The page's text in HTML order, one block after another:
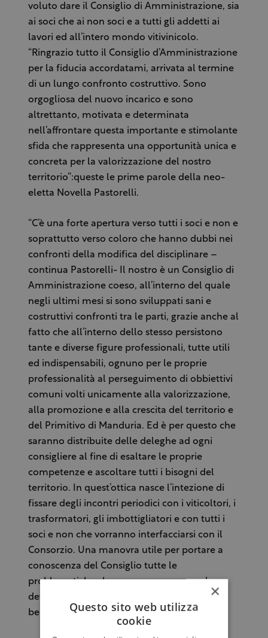
voluto dare il Consiglio di Amministrazione, sia
ai soci che ai non soci e a tutti gli addetti ai
lavori ed all’intero mondo vitivinicolo.
“Ringrazio tutto il Consiglio d’Amministrazione
per la fiducia accordatami, arrivata al termine
di un lungo confronto costruttivo. Sono
orgogliosa del nuovo incarico e sono
altrettanto, motivata e determinata
nell’affrontare questa importante e stimolante
sfida che rappresenta una opportunità unica e
concreta per la valorizzazione del nostro
territorio”:queste le prime parole della neo-
eletta Novella Pastorelli.
“C’è una forte apertura verso tutti i soci e non e
soprattutto verso coloro che hanno dubbi nei
confronti della modifica del disciplinare –
continua Pastorelli- Il nostro è un Consiglio di
Amministrazione coeso, all’interno del quale
negli ultimi mesi si sono sviluppati sani e
costruttivi confronti tra le parti, grazie anche al
fatto che all’interno dello stesso persistono
tante e diverse figure professionali, tutte utili
ed indispensabili, ognuno per le proprie
professionalità al perseguimento di obbiettivi
comuni volti unicamente alla valorizzazione,
alla promozione e alla crescita del territorio e
del Primitivo di Manduria. Ed è per questo che
saranno distribuite delle deleghe ad ogni
consigliere al fine di esaltare le proprie
competenze e ascoltare tutti i bisogni del
territorio. In quest’ottica nasce l’intezione di
fissare degli incontri periodici con i viticoltori, i
trasformatori, gli imbottigliatori e con tutti i
soci e non che vorranno interfacciarsi con il
Consorzio. Una manovra utile per portare a
conoscenza del Consiglio tutte le
problematiche che possono sorgere e che
devono essere affrontate con serietà per il
bene di tutto il territorio”.
×
Questo sito web utilizza
cookie